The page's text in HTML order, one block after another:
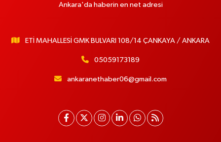
Ankara'da haberin en net adresi
ETİ MAHALLESİ GMK BULVARI 108/14 ÇANKAYA / ANKARA
05059173189
ankaranethaber06@gmail.com